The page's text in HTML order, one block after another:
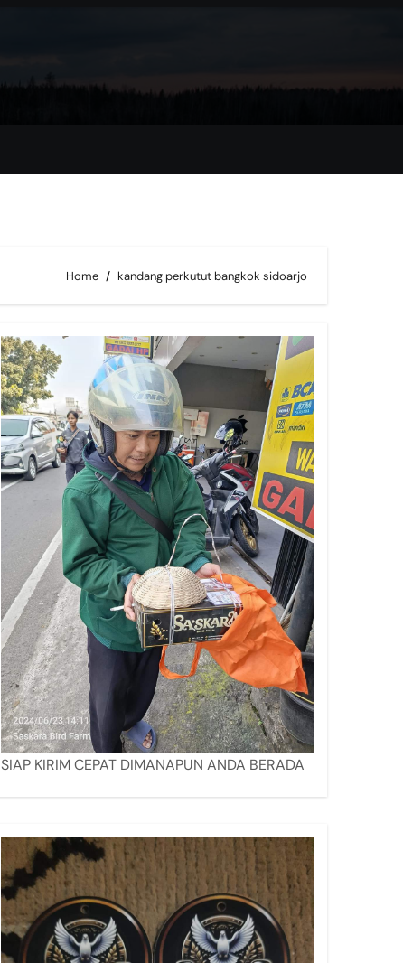
Home kandang perkutut bangkok sidoarjo
SIAP KIRIM CEPAT DIMANAPUN ANDA BERADA